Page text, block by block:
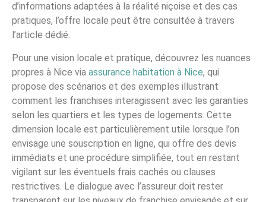
d’informations adaptées à la réalité niçoise et des cas
pratiques, l’offre locale peut être consultée à travers
l’article dédié.
Pour une vision locale et pratique, découvrez les nuances
propres à Nice via assurance habitation à Nice, qui
propose des scénarios et des exemples illustrant
comment les franchises interagissent avec les garanties
selon les quartiers et les types de logements. Cette
dimension locale est particulièrement utile lorsque l’on
envisage une souscription en ligne, qui offre des devis
immédiats et une procédure simplifiée, tout en restant
vigilant sur les éventuels frais cachés ou clauses
restrictives. Le dialogue avec l’assureur doit rester